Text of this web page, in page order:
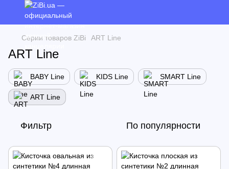
Cерии товаров ZiBi ART Line
ART Line
BABY Line KIDS Line SMART Line
ART Line
Фильтр По популярности